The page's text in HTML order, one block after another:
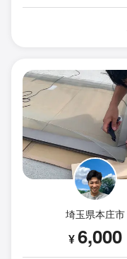
埼玉県本庄市
¥6,000